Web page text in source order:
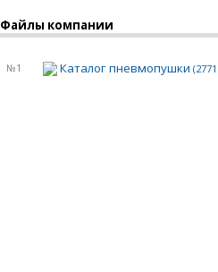
Файлы компании
№1 Каталог пневмопушки